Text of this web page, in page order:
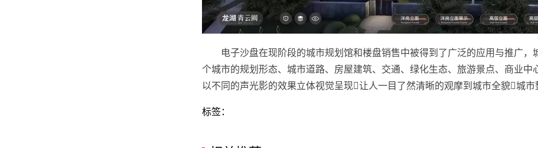
电子沙盘在现阶段的城市规划馆和楼盘销售中被得到了广泛的应用与推广
个城市的规划形态、城市道路、房屋建筑、交通、绿化生态、旅游景点、商业
以不同的声光影的效果立体视觉呈现让人一目了然清晰的观摩到城市全貌城市
标签：